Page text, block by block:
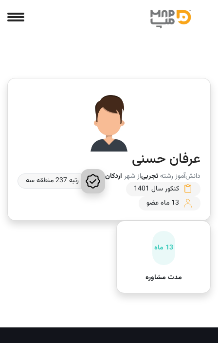
عرفان حسنی
دانش‌آموز رشتهتجربیاز شهر اردکان
کنکور سال 1401
13 ماه عضو
رتبه 237 منطقه سه
13 ماه
مدت مشاوره